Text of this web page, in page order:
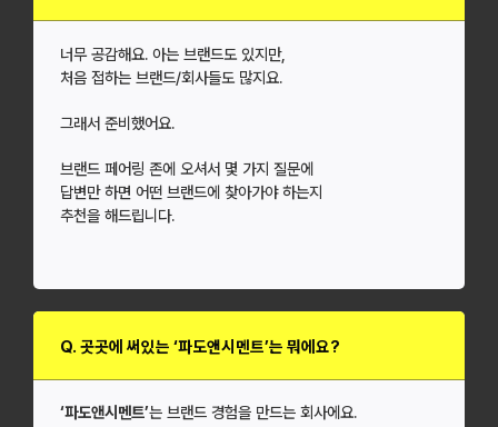
너무 공감해요. 아는 브랜드도 있지만,
처음 접하는 브랜드/회사들도 많지요.
그래서 준비했어요.
브랜드 페어링 존에 오셔서 몇 가지 질문에
답변만 하면 어떤 브랜드에 찾아가야 하는지
추천을 해드립니다.
Q. 곳곳에 써있는 ‘파도앤시멘트’는 뭐에요?
‘파도앤시멘트’는 브랜드 경험을 만드는 회사에요.